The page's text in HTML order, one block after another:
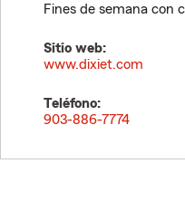
Fines de semana con
Sitio web:
www.dixiet.com
Teléfono:
903-886-7774